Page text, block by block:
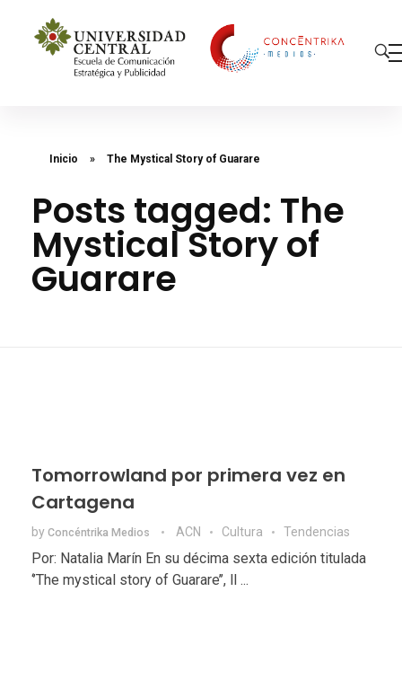
Inicio » The Mystical Story of Guarare
Posts tagged: The
Mystical Story of
Guarare
Tomorrowland por primera vez en
Cartagena
by Concéntrika Medios ACN Cultura Tendencias
Por: Natalia Marín En su décima sexta edición titulada
‘’The mystical story of Guarare’’, ll ...